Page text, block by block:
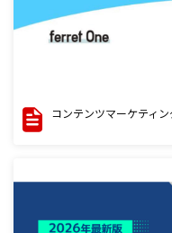
コンテンツマーケティ